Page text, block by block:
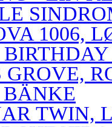
1006,
GROVE,
BÄNKE
TWIN,